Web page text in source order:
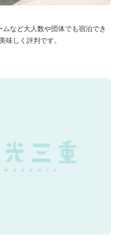
など大人数や団体でも宿泊でき
味しく評判です。